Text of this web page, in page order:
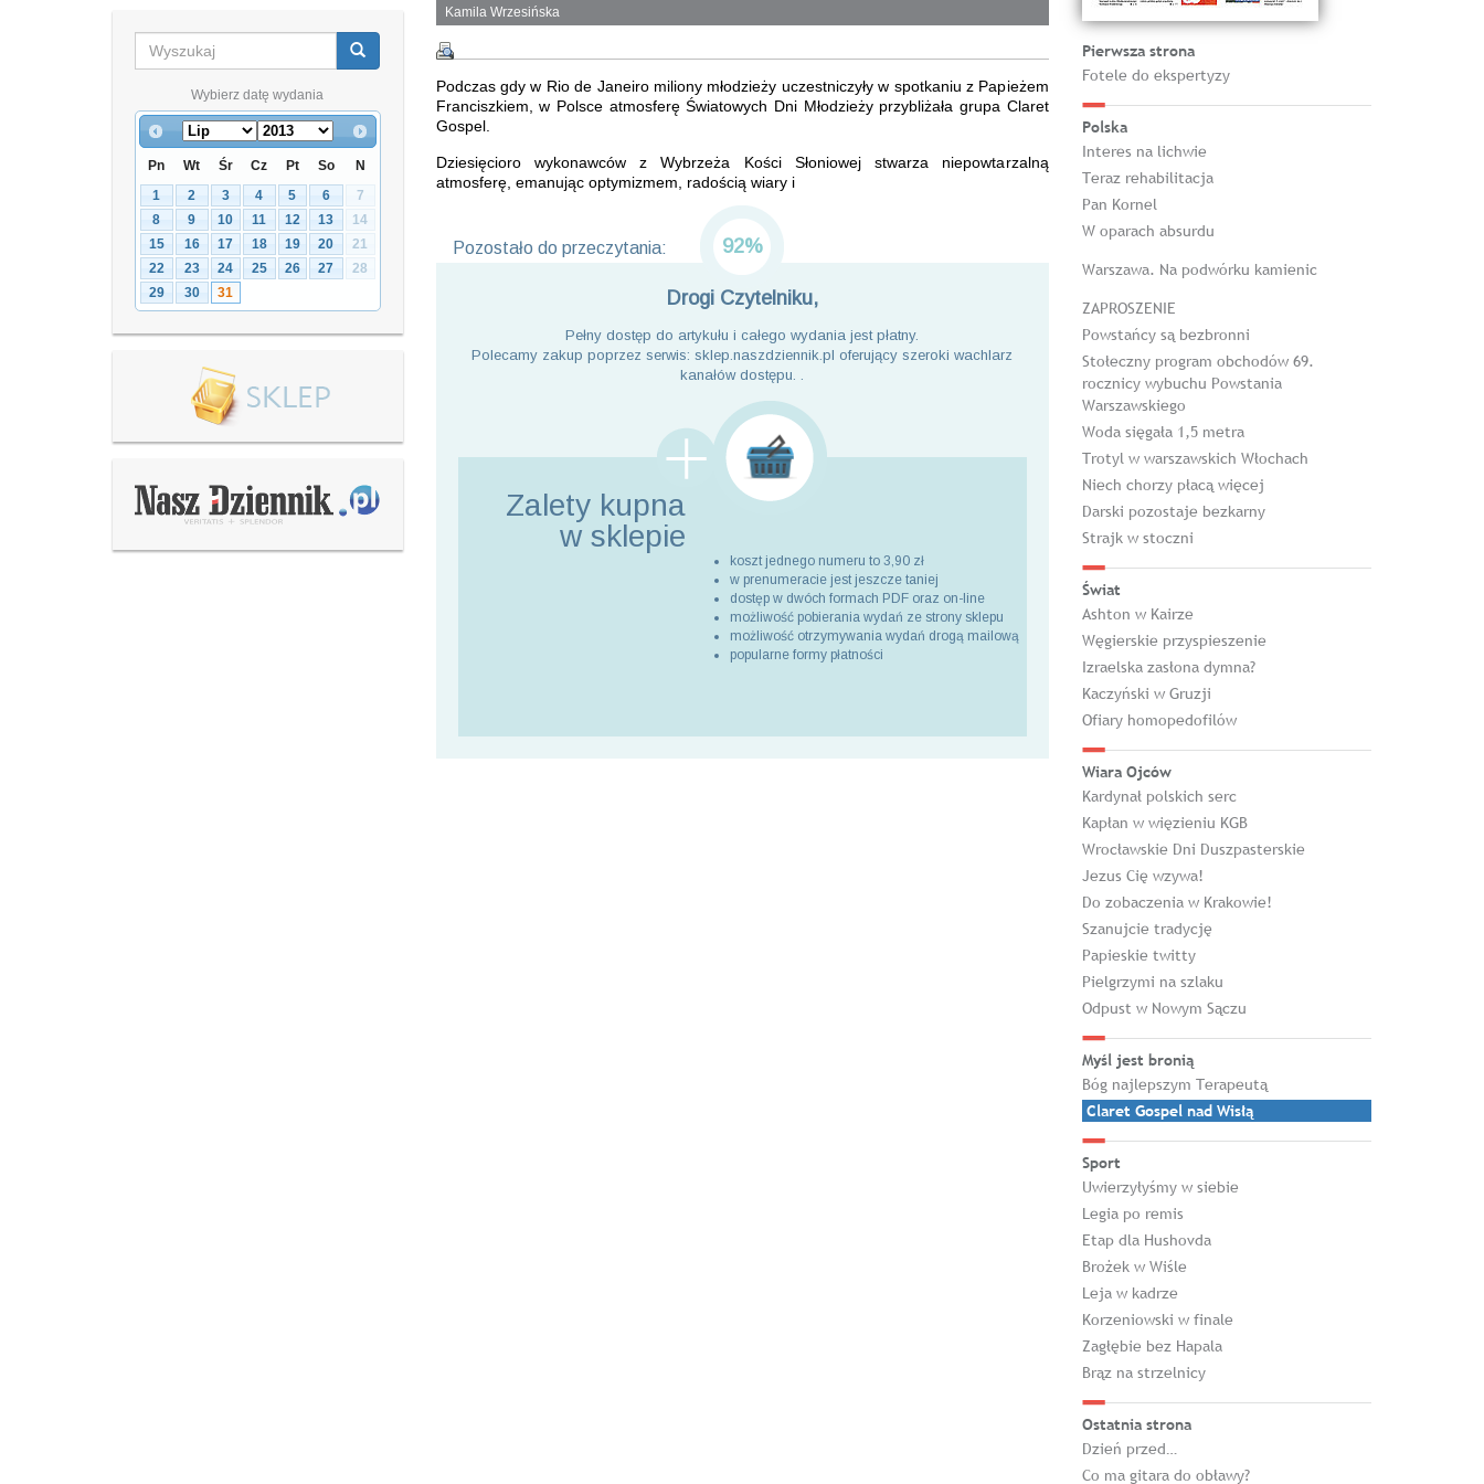
Wybierz datę wydania
Pn Wt Śr Cz Pt So
N
1
2 3 4 5 6
7
8
9 10 11 12 13
14
15
16 17 18 19 20
21
22
23 24 25 26 27
28
29
30 31
Kamila Wrzesińska
Podczas gdy w Rio de Janeiro miliony młodzieży uczestniczyły w spotkaniu z Papieżem
Franciszkiem, w Polsce atmosferę Światowych Dni Młodzieży przybliżała grupa Claret
Gospel.
Dziesięcioro wykonawców z Wybrzeża Kości Słoniowej stwarza niepowtarzalną
atmosferę, emanując optymizmem, radością wiary i
Pozostało do przeczytania: 92%
Drogi Czytelniku,
Pełny dostęp do artykułu i całego wydania jest płatny.
Polecamy zakup poprzez serwis: sklep.naszdziennik.pl oferujący szeroki wachlarz
kanałów dostępu. .
Zalety kupna
w sklepie
koszt jednego numeru to 3,90 zł
w prenumeracie jest jeszcze taniej
dostęp w dwóch formach PDF oraz on-line
możliwość pobierania wydań ze strony sklepu
możliwość otrzymywania wydań drogą mailową
popularne formy płatności
Pierwsza strona
Fotele do ekspertyzy
Polska
Interes na lichwie
Teraz rehabilitacja
Pan Kornel
W oparach absurdu
Warszawa. Na podwórku kamienic
ZAPROSZENIE
Powstańcy są bezbronni
Stołeczny program obchodów 69.
rocznicy wybuchu Powstania
Warszawskiego
Woda sięgała 1,5 metra
Trotyl w warszawskich Włochach
Niech chorzy płacą więcej
Darski pozostaje bezkarny
Strajk w stoczni
Świat
Ashton w Kairze
Węgierskie przyspieszenie
Izraelska zasłona dymna?
Kaczyński w Gruzji
Ofiary homopedofilów
Wiara Ojców
Kardynał polskich serc
Kapłan w więzieniu KGB
Wrocławskie Dni Duszpasterskie
Jezus Cię wzywa!
Do zobaczenia w Krakowie!
Szanujcie tradycję
Papieskie twitty
Pielgrzymi na szlaku
Odpust w Nowym Sączu
Myśl jest bronią
Bóg najlepszym Terapeutą
Claret Gospel nad Wisłą
Sport
Uwierzyłyśmy w siebie
Legia po remis
Etap dla Hushovda
Brożek w Wiśle
Leja w kadrze
Korzeniowski w finale
Zagłębie bez Hapala
Brąz na strzelnicy
Ostatnia strona
Dzień przed…
Co ma gitara do obławy?